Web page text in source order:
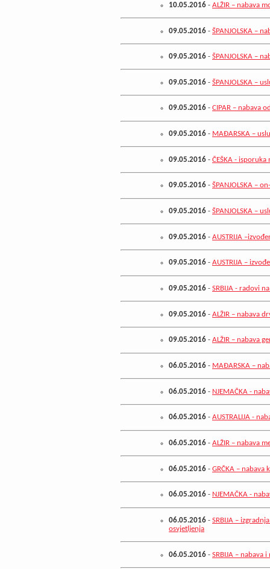
10.05.2016 - ALŽIR – nabava
09.05.2016 - ŠPANJOLSKA –
09.05.2016 - ŠPANJOLSKA –
09.05.2016 - ŠPANJOLSKA –
09.05.2016 - CIPAR – nabava
09.05.2016 - MAĐARSKA –
09.05.2016 - ČEŠKA -
09.05.2016 - ŠPANJOLSKA –
09.05.2016 - ŠPANJOLSKA –
09.05.2016 - AUSTRIJA
09.05.2016 - AUSTRIJA –
09.05.2016 - SRBIJA - radovi
09.05.2016 - ALŽIR – nabava
09.05.2016 - ALŽIR – nabava
06.05.2016 - MAĐARSKA –
06.05.2016 - NJEMAČKA -
06.05.2016 - AUSTRALIJA -
06.05.2016 - ALŽIR – nabava
06.05.2016 - GRČKA – nabava
06.05.2016 - NJEMAČKA -
06.05.2016 - SRBIJA –
osvjetljenja
06.05.2016 - SRBIJA – nabava